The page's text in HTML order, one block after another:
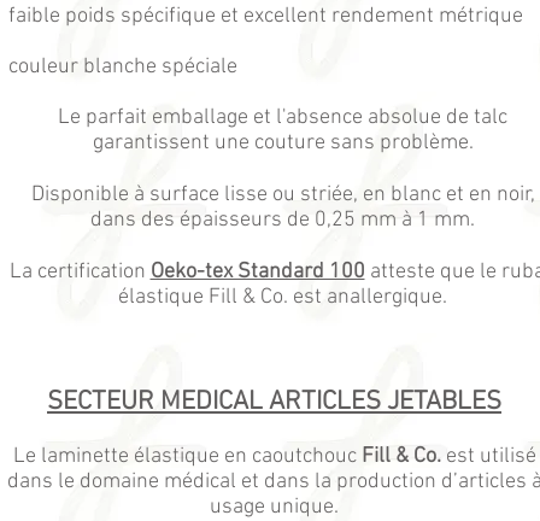
faible poids spécifique et excellent rendement métrique
couleur blanche spéciale
Le parfait emballage et l'absence absolue de talc
garantissent une couture sans problème.
Disponible à surface lisse ou striée, en blanc et en noir,
dans des épaisseurs de 0,25 mm à 1 mm.
La certification Oeko-tex Standard 100 atteste que le
élastique Fill & Co. est anallergique.
SECTEUR MEDICAL ARTICLES JETABLES
Le laminette élastique en caoutchouc Fill & Co. est utilisé
dans le domaine médical et dans la production d’articles
usage unique.